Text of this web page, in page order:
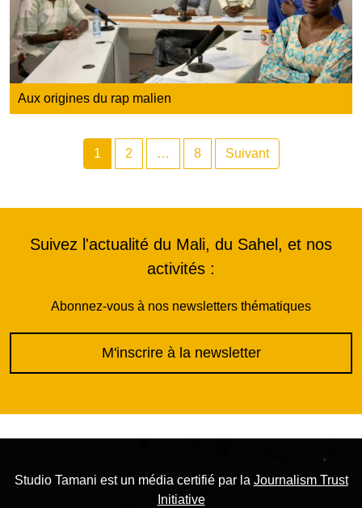
Aux origines du rap malien
1 2 … 8 Suivant
Suivez l'actualité du Mali, du Sahel, et nos
activités :
Abonnez-vous à nos newsletters thématiques
M'inscrire à la newsletter
Studio Tamani est un média certifié par la Journalism Trust
Initiative